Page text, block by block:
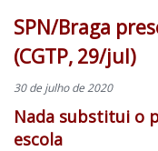
SPN/Braga
(CGTP, 29/jul)
30 de julho de 2020
Nada substitui o
escola